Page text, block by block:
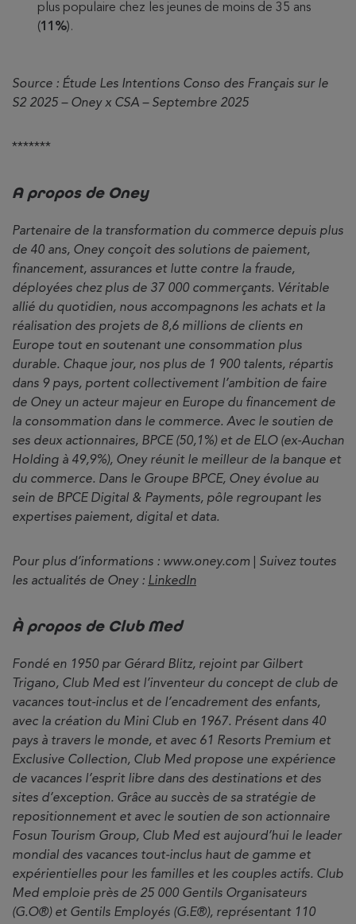
plus populaire chez les jeunes de moins de 35 ans
(11%).
Source : Étude Les Intentions Conso des Français sur le
S2 2025 – Oney x CSA – Septembre 2025
*******
A propos de Oney
Partenaire de la transformation du commerce depuis plus
de 40 ans, Oney conçoit des solutions de paiement,
financement, assurances et lutte contre la fraude,
déployées chez plus de 37 000 commerçants. Véritable
allié du quotidien, nous accompagnons les achats et la
réalisation des projets de 8,6 millions de clients en
Europe tout en soutenant une consommation plus
durable. Chaque jour, nos plus de 1 900 talents, répartis
dans 9 pays, portent collectivement l’ambition de faire
de Oney un acteur majeur en Europe du financement de
la consommation dans le commerce. Avec le soutien de
ses deux actionnaires, BPCE (50,1%) et de ELO (ex-Auchan
Holding à 49,9%), Oney réunit le meilleur de la banque et
du commerce. Dans le Groupe BPCE, Oney évolue au
sein de BPCE Digital & Payments, pôle regroupant les
expertises paiement, digital et data.
Pour plus d’informations : www.oney.com
Suivez toutes
les actualités de Oney : LinkedIn
À propos de Club Med
Fondé en 1950 par Gérard Blitz, rejoint par Gilbert
Trigano, Club Med est l’inventeur du concept de club de
vacances tout-inclus et de l’encadrement des enfants,
avec la création du Mini Club en 1967. Présent dans 40
pays à travers le monde, et avec 61 Resorts Premium et
Exclusive Collection, Club Med propose une expérience
de vacances l’esprit libre dans des destinations et des
sites d’exception. Grâce au succès de sa stratégie de
repositionnement et avec le soutien de son actionnaire
Fosun Tourism Group, Club Med est aujourd’hui le leader
mondial des vacances tout-inclus haut de gamme et
expérientielles pour les familles et les couples actifs. Club
Med emploie près de 25 000 Gentils Organisateurs
(G.O®) et Gentils Employés (G.E®), représentant 110